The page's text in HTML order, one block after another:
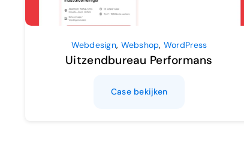
Webdesign, Webshop, WordPress
Uitzendbureau Performans
Case bekijken